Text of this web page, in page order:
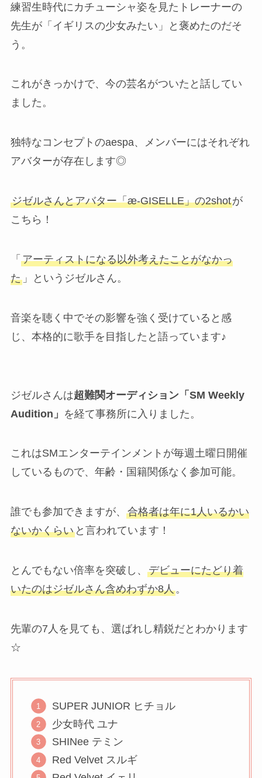
練習生時代にカチューシャ姿を見たトレーナーの
先生が「イギリスの少女みたい」と褒めたのだそ
う。
これがきっかけで、今の芸名がついたと話してい
ました。
独特なコンセプトのaespa、メンバーにはそれぞれ
アバターが存在します◎
ジゼルさんとアバター「æ-GISELLE」の2shotが
こちら！
「 アーティストになる以外考えたことがなかっ
た」というジゼルさん。
音楽を聴く中でその影響を強く受けていると感
じ、本格的に歌手を目指したと語っています♪
ジゼルさんは超難関オーディション「SM Weekly
Audition」 を経て事務所に入りました。
これはSMエンターテインメントが毎週土曜日開催
しているもので、年齢・国籍関係なく参加可能。
誰でも参加できますが、 合格者は年に1人いるかい
ないかくらいと言われています！
とんでもない倍率を突破し、 デビューにたどり着
いたのはジゼルさん含めわずか8人。
先輩の7人を見ても、選ばれし精鋭だとわかります
☆
SUPER JUNIOR ヒチョル
少女時代 ユナ
SHINee テミン
Red Velvet スルギ